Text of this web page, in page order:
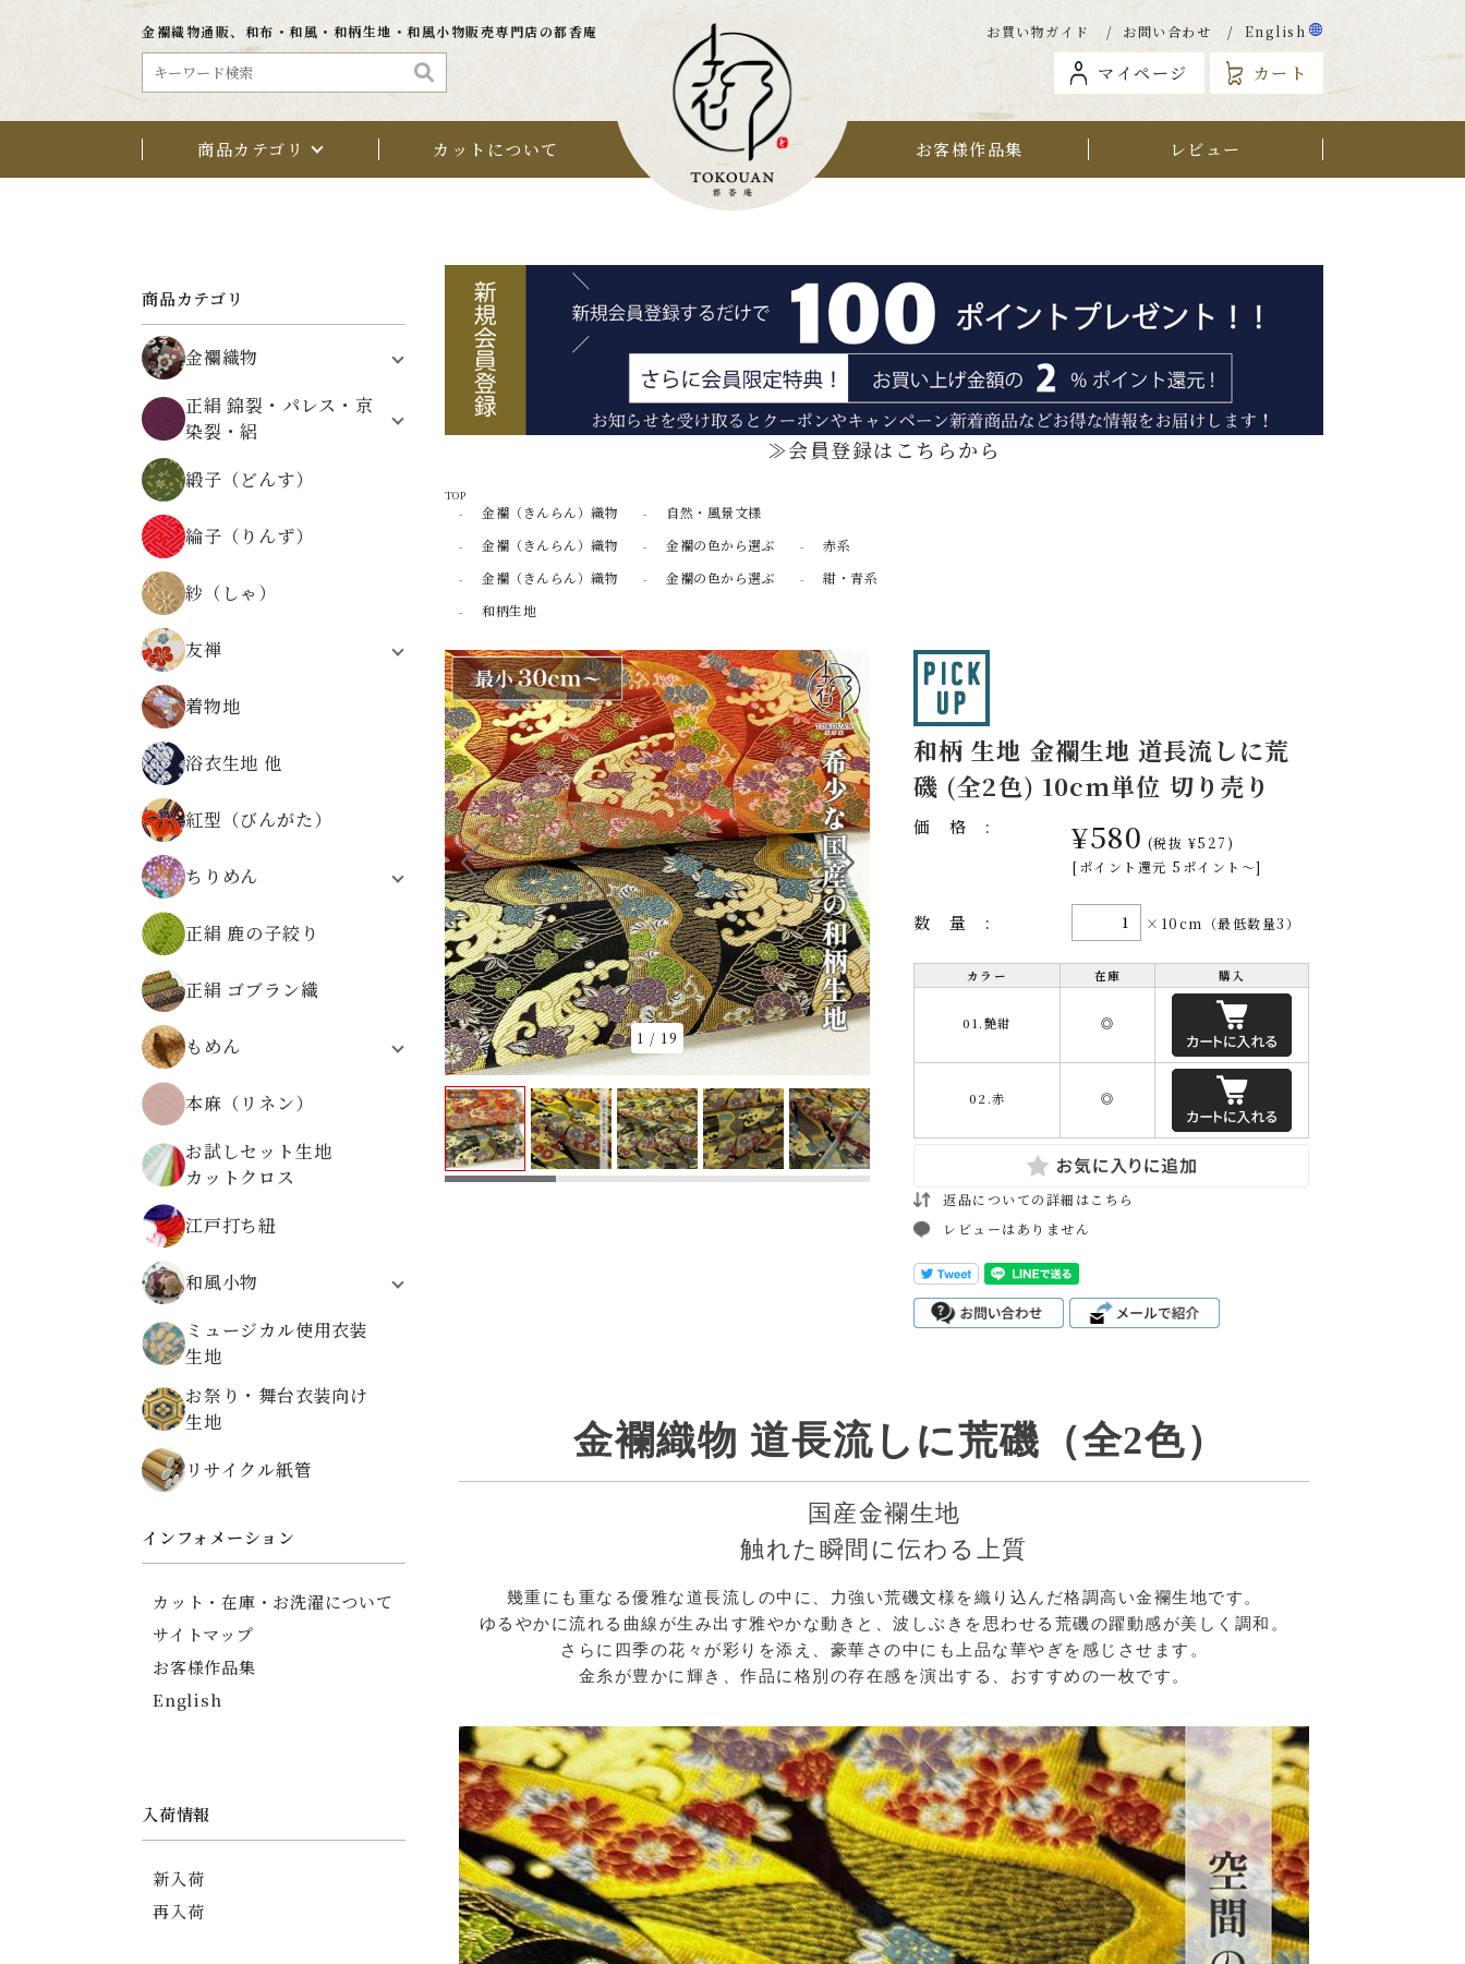
金襴織物通販、和布・和風・和柄生地・和風小物販売専門店の都香庵 お買い物ガイド お問い合わせ English
マイページ カート
商品カテゴリ カットについて お客様作品集 レビュー
≫会員登録はこちらから
TOP
金襴（きんらん）織物
自然・風景文様
金襴（きんらん）織物
金襴の色から選ぶ
赤系
金襴（きんらん）織物
金襴の色から選ぶ
紺・青系
和柄生地
1 / 19
和柄 生地 金襴生地 道長流しに荒
磯 (全2色) 10cm単位 切り売り
価格: ¥580 (税抜 ¥527)
[ポイント還元 5ポイント～]
数量: ×10cm（最低数量3）
カラー 在庫 購入
01.艶紺 ◎
02.赤 ◎
返品についての詳細はこちら
レビューはありません
金襴織物 道長流しに荒磯（全2色）
国産金襴生地
触れた瞬間に伝わる上質
幾重にも重なる優雅な道長流しの中に、力強い荒磯文様を織り込んだ格調高い金襴生地です。
ゆるやかに流れる曲線が生み出す雅やかな動きと、波しぶきを思わせる荒磯の躍動感が美しく調和。
さらに四季の花々が彩りを添え、豪華さの中にも上品な華やぎを感じさせます。
金糸が豊かに輝き、作品に格別の存在感を演出する、おすすめの一枚です。
商品カテゴリ
金襴織物
植物文様
鳥・動物・昆虫文様
架空の文様
自然・風景文様
器物文様
物語・人物・文字文様
時代の文様
縞・格子・割付・幾何学文様
仏事金襴
その他の文様
無金の金襴
無地系金襴
その他の文様
広幅金襴
正絹金襴
金襴の色から選ぶ
正絹 錦裂・パレス・京
染裂・絽
正絹 錦裂（にしきぎれ）
正絹 パレス
正絹 京染裂
正絹 絽
緞子（どんす）
綸子（りんず）
紗（しゃ）
友禅
合繊友禅
正絹友禅
合繊友禅 パネル柄
友禅
着物地
浴衣生地 他
紅型（びんがた）
ちりめん
レーヨンちりめん
ポリエステルちりめん
正絹ちりめん
無地ちりめんから選ぶ
柄物ちりめんから選ぶ
正絹 鹿の子絞り
正絹 ゴブラン織
もめん
モーリークロス
伝統柄
動物柄
レトロ文様
高島ちぢみ
本麻（リネン）
お試しセット生地
カットクロス
江戸打ち紐
和風小物
システム手帳
折り布
数珠袋
金襴ケース・大
金襴小物ケース
金襴がまぐち
ちりめん碁石がまぐち
御朱印帳
友禅ちりめんポーチ
印傳調ポーチ
印傳調カードケース
信玄袋
ミュージカル使用衣装
生地
お祭り・舞台衣装向け
生地
リサイクル紙管
インフォメーション
カット・在庫・お洗濯について
サイトマップ
お客様作品集
English
入荷情報
新入荷
再入荷